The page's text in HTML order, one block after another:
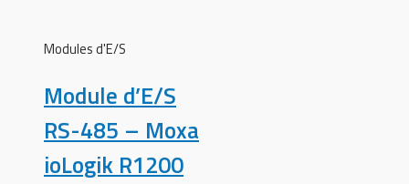
Modules d'E/S
Module d’E/S
RS-485 – Moxa
ioLogik R1200